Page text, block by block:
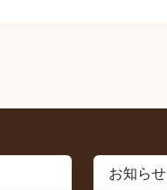
お知らせ